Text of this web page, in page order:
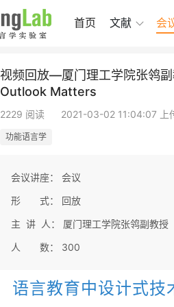
首页 文献 会
视频回放—厦门理工学院张鸰
Outlook Matters
2229 阅读 2021-03-02 11:04:07 上
功能语言学
会议讲座：
会议
形 式：
回放
主 讲 人：
厦门理工学院张鸰副教授
人 数：
300
语言教育中设计式